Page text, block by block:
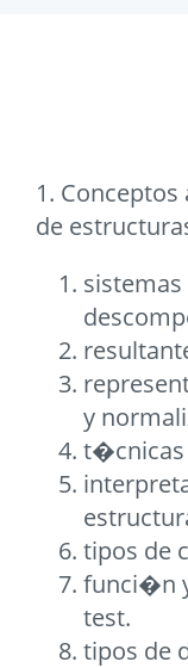
1.
de
y
tipos de
funci�n
test.
tipos de